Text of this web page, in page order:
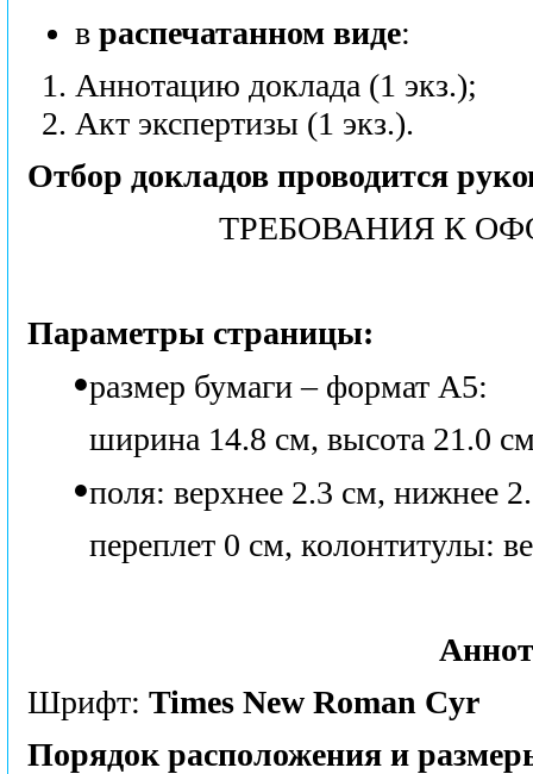
в распечатанном виде:
Аннотацию доклада (1 экз.);
Акт экспертизы (1 экз.).
Отбор докладов проводится
ТРЕБОВАНИЯ К
Параметры страницы:
●размер бумаги – формат А5:
ширина 14.8 см, высота 21.0
●поля: верхнее 2.3 см, нижнее
переплет 0 см, колонтитулы:
Шрифт: Times New Roman Cyr
Порядок расположения и